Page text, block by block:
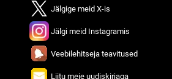
Jälgige meid X-is
Jälgi meid Instagramis
Veebilehitseja teavitused
Liitu meie uudiskirjaga